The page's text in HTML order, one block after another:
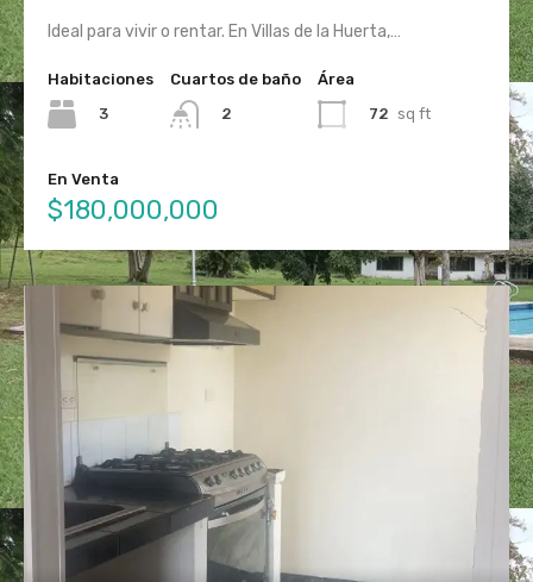
Ideal para vivir o rentar. En Villas de la Huerta,…
Habitaciones
3
Cuartos de baño
2
Área
72 sq ft
En Venta
$180,000,000